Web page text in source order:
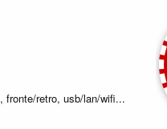
, fronte/retro, usb/lan/wifi...